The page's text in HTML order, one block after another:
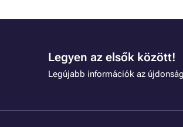
Legyen az elsők között!
Legújabb információk az